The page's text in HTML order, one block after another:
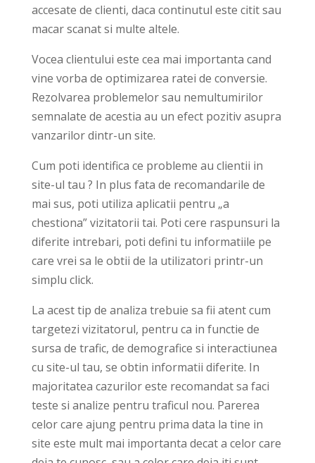
accesate de clienti, daca continutul este citit sau
macar scanat si multe altele.
Vocea clientului este cea mai importanta cand
vine vorba de optimizarea ratei de conversie.
Rezolvarea problemelor sau nemultumirilor
semnalate de acestia au un efect pozitiv asupra
vanzarilor dintr-un site.
Cum poti identifica ce probleme au clientii in
site-ul tau ? In plus fata de recomandarile de
mai sus, poti utiliza aplicatii pentru „a
chestiona” vizitatorii tai. Poti cere raspunsuri la
diferite intrebari, poti defini tu informatiile pe
care vrei sa le obtii de la utilizatori printr-un
simplu click.
La acest tip de analiza trebuie sa fii atent cum
targetezi vizitatorul, pentru ca in functie de
sursa de trafic, de demografice si interactiunea
cu site-ul tau, se obtin informatii diferite. In
majoritatea cazurilor este recomandat sa faci
teste si analize pentru traficul nou. Parerea
celor care ajung pentru prima data la tine in
site este mult mai importanta decat a celor care